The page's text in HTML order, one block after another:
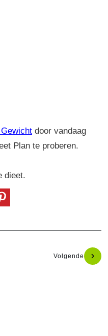
door vandaag
Plan te proberen.
dieet.
Volgende